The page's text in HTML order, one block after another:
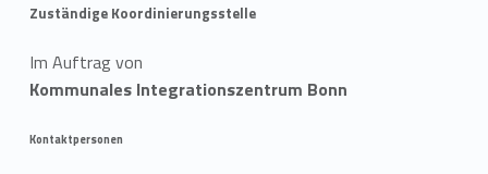
Zuständige Koordinierungsstelle
Im Auftrag von
Kommunales Integrationszentrum Bonn
Kontaktpersonen